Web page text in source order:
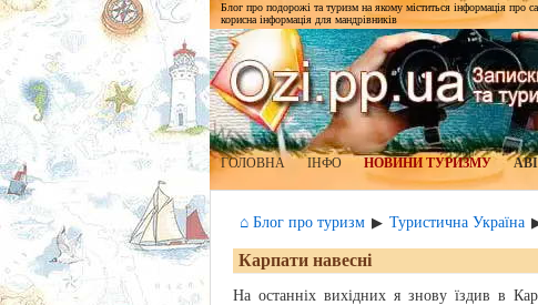
Блог про подорожі та туризм на якому міститься інформація про
корисна інформація для мандрівників
ГОЛОВНА ІНФО НОВИНИ ТУРИЗМУ
⌂ Блог про туризм ▶ Туристична Україна
Карпати навесні
На останніх вихідних я знову їздив в